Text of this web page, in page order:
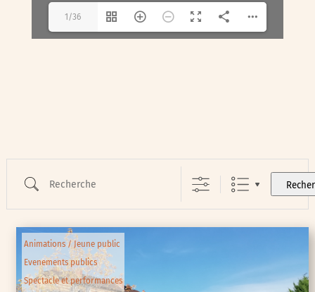
1/36
Animations / Jeune public
Evenements publics
Spectacle et performances